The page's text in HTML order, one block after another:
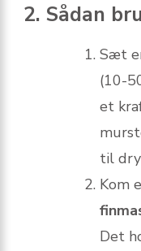
2. Sådan
Sæt
(10-
et
til
Kom
Det